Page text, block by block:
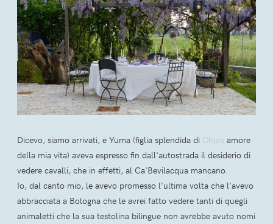
Dicevo, siamo arrivati, e Yuma (figlia splendida di Chizu amore
della mia vita) aveva espresso fin dall'autostrada il desiderio di
vedere cavalli, che in effetti, al Ca'Bevilacqua mancano.
Io, dal canto mio, le avevo promesso l'ultima volta che l'avevo
abbracciata a Bologna che le avrei fatto vedere tanti di quegli
animaletti che la sua testolina bilingue non avrebbe avuto nomi